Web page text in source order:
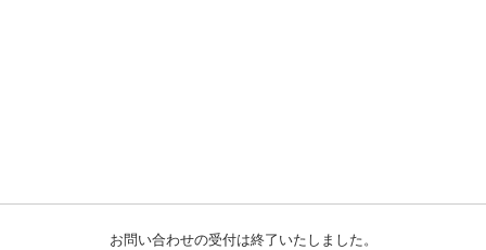
お問い合わせの受付は終了いたしました。